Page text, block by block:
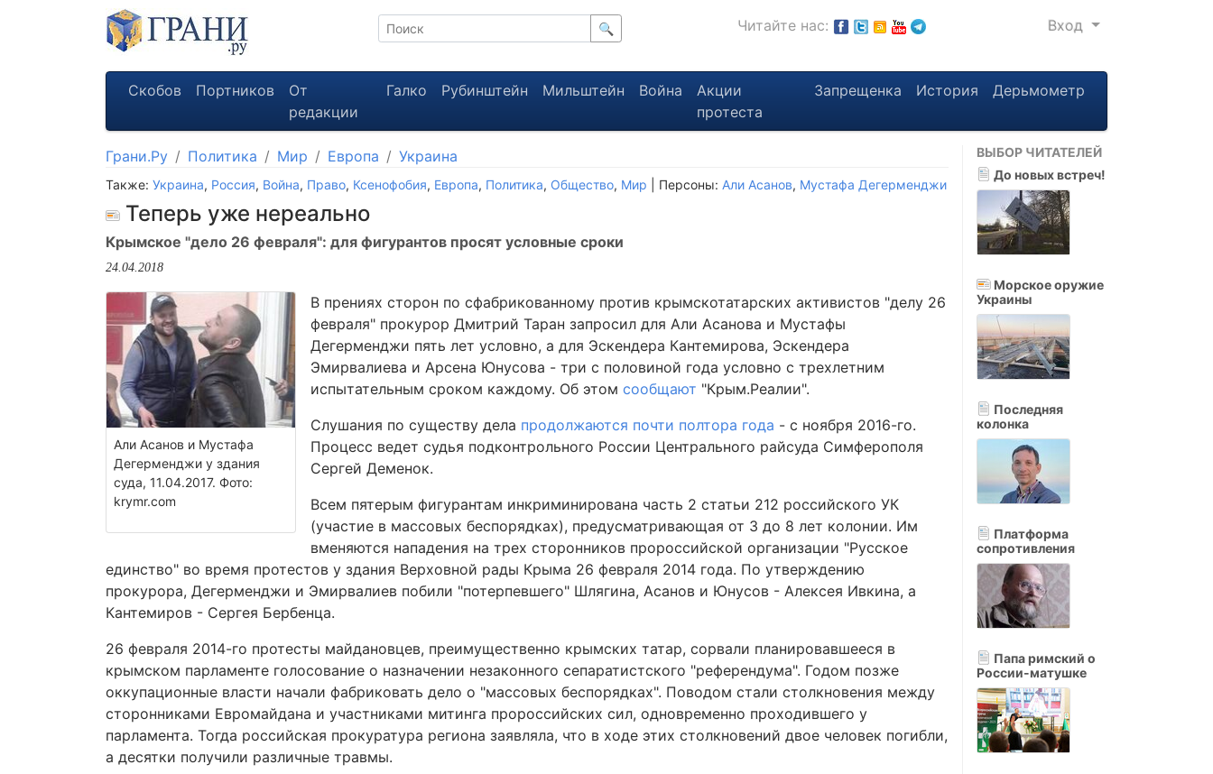
🔍 Читайте нас: Вход
Скобов Портников
От
редакции
Галко Рубинштейн Мильштейн Война
Акции
протеста
Запрещенка История Дерьмометр
Грани.Ру Политика Мир Европа Украина
Также: Украина, Россия, Война, Право, Ксенофобия, Европа, Политика, Общество, Мир | Персоны: Али Асанов, Мустафа Дегерменджи
Теперь уже нереально
Крымское "дело 26 февраля": для фигурантов просят условные сроки
24.04.2018
Али Асанов и Мустафа
Дегерменджи у здания
суда, 11.04.2017. Фото:
krymr.com
В прениях сторон по сфабрикованному против крымскотатарских активистов "делу 26
февраля" прокурор Дмитрий Таран запросил для Али Асанова и Мустафы
Дегерменджи пять лет условно, а для Эскендера Кантемирова, Эскендера
Эмирвалиева и Арсена Юнусова - три с половиной года условно с трехлетним
испытательным сроком каждому. Об этом сообщают "Крым.Реалии".
Слушания по существу дела продолжаются почти полтора года - с ноября 2016-го.
Процесс ведет судья подконтрольного России Центрального райсуда Симферополя
Сергей Деменок.
Всем пятерым фигурантам инкриминирована часть 2 статьи 212 российского УК
(участие в массовых беспорядках), предусматривающая от 3 до 8 лет колонии. Им
вменяются нападения на трех сторонников пророссийской организации "Русское
единство" во время протестов у здания Верховной рады Крыма 26 февраля 2014 года. По утверждению
прокурора, Дегерменджи и Эмирвалиев побили "потерпевшего" Шлягина, Асанов и Юнусов - Алексея Ивкина, а
Кантемиров - Сергея Бербенца.
26 февраля 2014-го протесты майдановцев, преимущественно крымских татар, сорвали планировавшееся в
крымском парламенте голосование о назначении незаконного сепаратистского "референдума". Годом позже
оккупационные власти начали фабриковать дело о "массовых беспорядках". Поводом стали столкновения между
сторонниками Евромайдана и участниками митинга пророссийских сил, одновременно проходившего у
парламента. Тогда российская прокуратура региона заявляла, что в ходе этих столкновений двое человек погибли,
а десятки получили различные травмы.
ВЫБОР ЧИТАТЕЛЕЙ
До новых встреч!
Морское оружие
Украины
Последняя
колонка
Платформа
сопротивления
Папа римский о
России-матушке